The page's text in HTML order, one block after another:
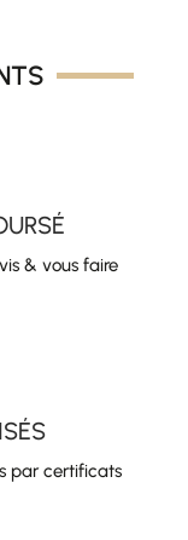
& vous faire
par certificats